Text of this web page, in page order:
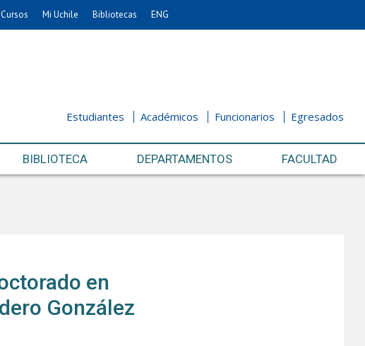
Mi Uchile Bibliotecas ENG
Estudiantes Académicos Funcionarios Egresados
BIBLIOTECA DEPARTAMENTOS FACULTAD
en
González